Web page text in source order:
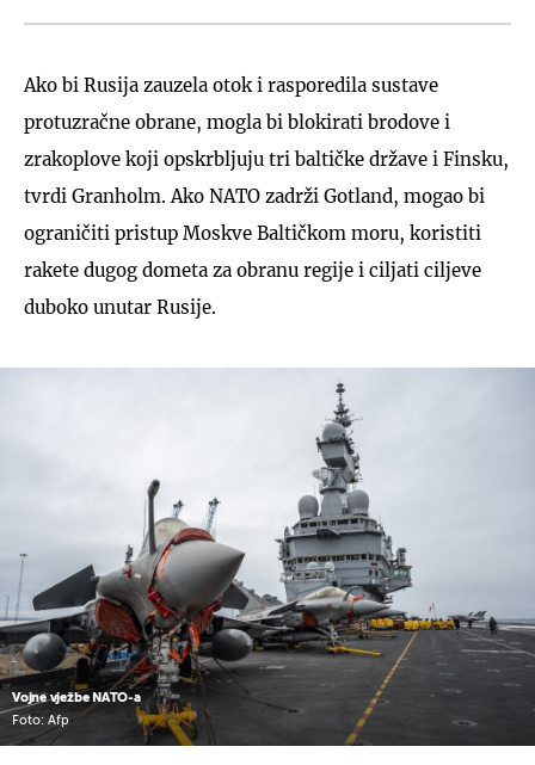
Ako bi Rusija zauzela otok i rasporedila sustave
protuzračne obrane, mogla bi blokirati brodove i
zrakoplove koji opskrbljuju tri baltičke države i Finsku,
tvrdi Granholm. Ako NATO zadrži Gotland, mogao bi
ograničiti pristup Moskve Baltičkom moru, koristiti
rakete dugog dometa za obranu regije i ciljati ciljeve
duboko unutar Rusije.
Vojne vježbe NATO-a
Foto: Afp